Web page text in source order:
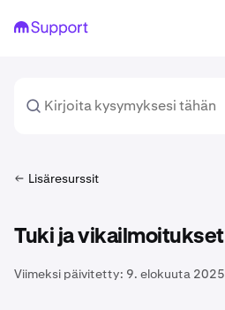
Lisäresurssit
Tuki ja vikailmoitukset
Viimeksi päivitetty: 9. elokuuta 2025